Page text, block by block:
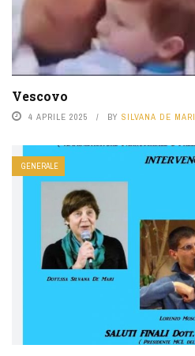
Vescovo
4 APRILE 2025 BY SILVANA DE MARI
GENERALE